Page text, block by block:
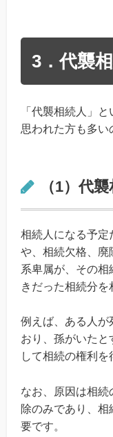
3．代襲
「代襲相続人」
思われた方も多い
（1）代
相続人になる予定
や、相続欠格、廃
系卑属が、その
きだった相続分を
例えば、ある人が
おり、孫がいたと
して相続の権利を
なお、原因は相
除のみであり、
要です。